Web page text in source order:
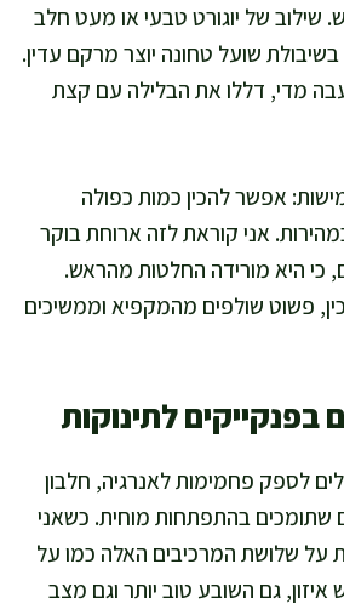
שילוב של יוגורט טבעי או מעט חלב
בשיבולת שועל טחונה יוצר מרקם עדין.
מדי, דללו את הבלילה עם קצת
אפשר להכין כמות כפולה
אני קוראת לזה ארוחת בוקר
כי היא מורידה החלטות מהראש.
פשוט שולפים מהמקפיא וממשיכים
בפנקייקים לתינוקות
לספק פחמימות לאנרגיה, חלבון
שתומכים בהתפתחות מוחית. כשאני
על שלושת המרכיבים האלה כמו על
גם השובע טוב יותר וגם מצב